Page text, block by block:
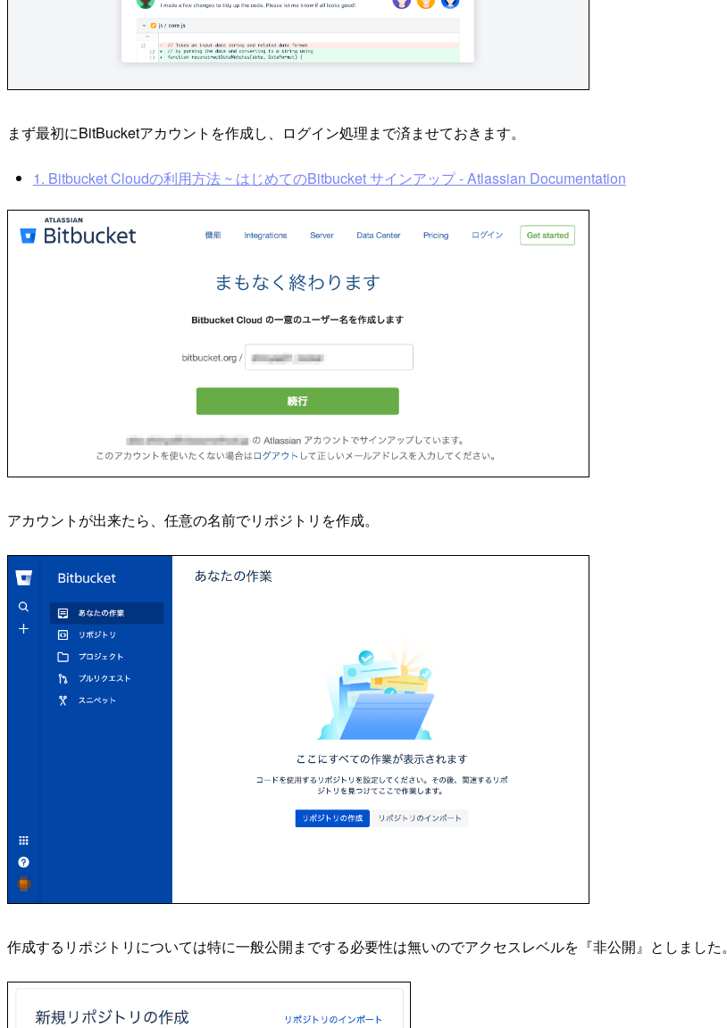
まず最初にBitBucketアカウントを作成し、ログイン処理まで済ませておきます。
1. Bitbucket Cloudの利用方法 ~ はじめてのBitbucket サインアップ - Atlassian Documentation
アカウントが出来たら、任意の名前でリポジトリを作成。
作成するリポジトリについては特に一般公開までする必要性は無いのでアクセスレベルを『非公開』としました。